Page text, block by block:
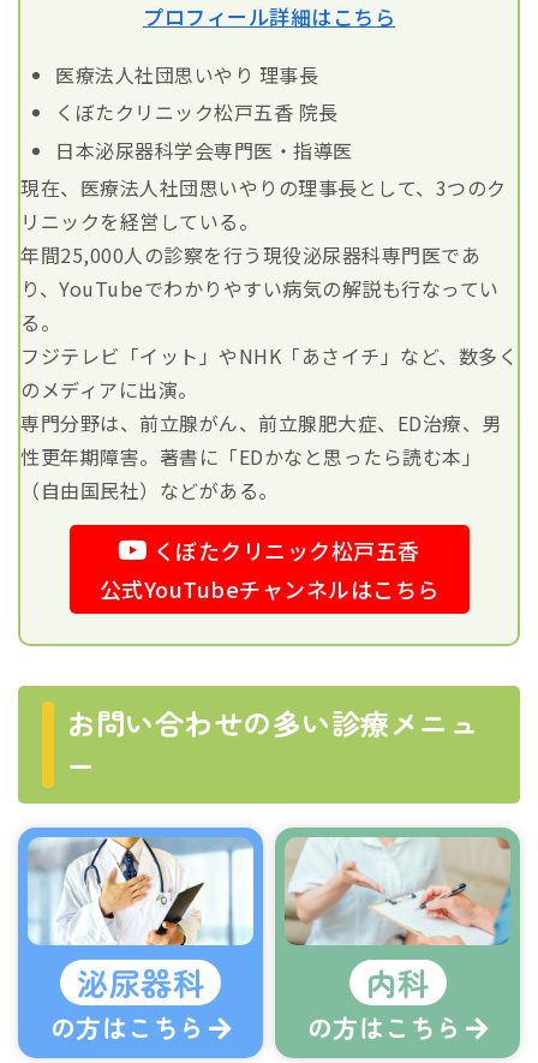
プロフィール詳細はこちら
医療法人社団思いやり 理事長
くぼたクリニック松戸五香 院長
日本泌尿器科学会専門医・指導医
現在、医療法人社団思いやりの理事長として、3つのク
リニックを経営している。
年間25,000人の診察を行う現役泌尿器科専門医であ
り、YouTubeでわかりやすい病気の解説も行なってい
る。
フジテレビ「イット」やNHK「あさイチ」など、数多く
のメディアに出演。
専門分野は、前立腺がん、前立腺肥大症、ED治療、男
性更年期障害。著書に「EDかなと思ったら読む本」
（自由国民社）などがある。
くぼたクリニック松戸五香
公式YouTubeチャンネルはこちら
お問い合わせの多い診療メニュ
ー
泌尿器科
の方はこちら
内科
の方はこちら